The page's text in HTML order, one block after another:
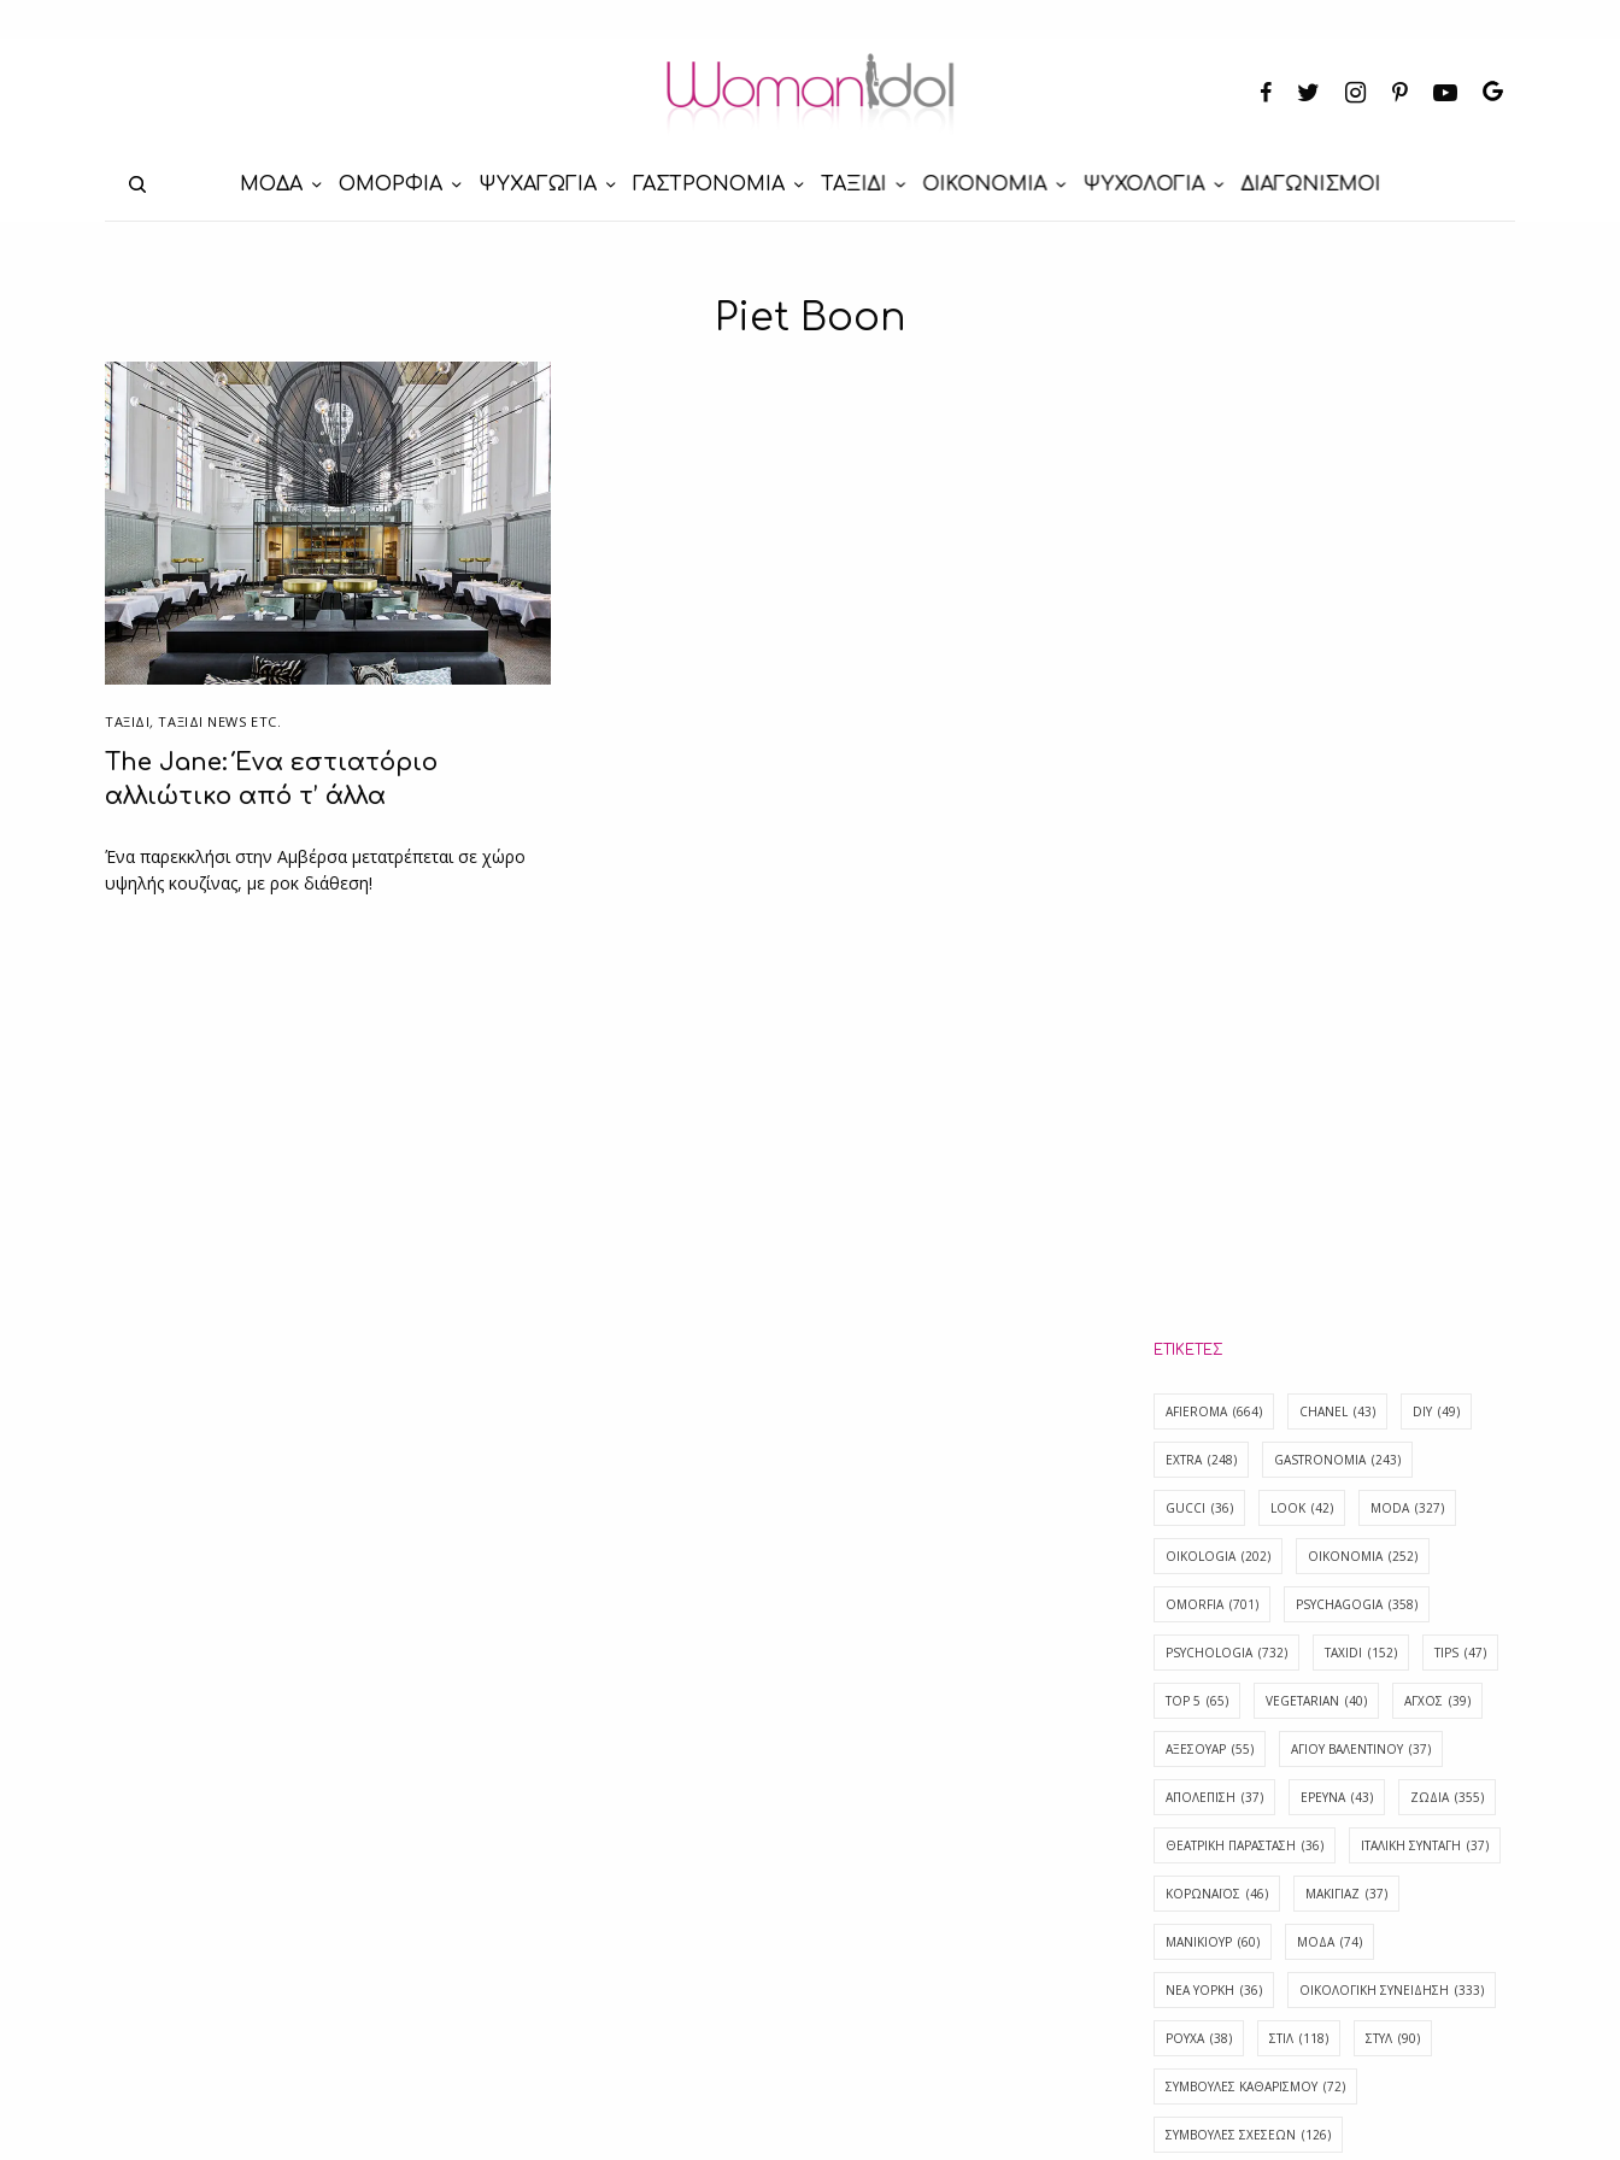
ΜΟΔΑ ΟΜΟΡΦΙΑ ΨΥΧΑΓΩΓΙΑ ΓΑΣΤΡΟΝΟΜΙΑ ΤΑΞΙΔΙ ΟΙΚΟΝΟΜΙΑ ΨΥΧΟΛΟΓΙΑ ΔΙΑΓΩΝΙΣΜΟΙ
Piet Boon
ΤΑΞΙΔΙ,ΤΑΞΊΔΙ NEWS ETC.
The Jane: Ένα εστιατόριο
αλλιώτικο από τ’ άλλα
Ένα παρεκκλήσι στην Αμβέρσα μετατρέπεται σε χώρο
υψηλής κουζίνας, με ροκ διάθεση!
ΕΤΙΚΈΤΕΣ
AFIEROMA (664) CHANEL (43) DIY (49)
EXTRA (248) GASTRONOMIA (243)
GUCCI (36) LOOK (42) MODA (327)
OIKOLOGIA (202) OIKONOMIA (252)
OMORFIA (701) PSYCHAGOGIA (358)
PSYCHOLOGIA (732) TAXIDI (152) TIPS (47)
TOP 5 (65) VEGETARIAN (40) ΑΓΧΟΣ (39)
ΑΞΕΣΟΥΑΡ (55) ΑΓΊΟΥ ΒΑΛΕΝΤΊΝΟΥ (37)
ΑΠΟΛΈΠΙΣΗ (37) ΕΡΕΥΝΑ (43) ΖΩΔΙΑ (355)
ΘΕΑΤΡΙΚΗ ΠΑΡΑΣΤΑΣΗ (36) ΙΤΑΛΙΚΗ ΣΥΝΤΑΓΗ (37)
ΚΟΡΩΝΑΪΟΣ (46) ΜΑΚΙΓΙΑΖ (37)
ΜΑΝΙΚΙΟΥΡ (60) ΜΟΔΑ (74)
ΝΕΑ ΥΟΡΚΗ (36) ΟΙΚΟΛΟΓΙΚΗ ΣΥΝΕΙΔΗΣΗ (333)
ΡΟΥΧΑ (38) ΣΤΙΛ (118) ΣΤΥΛ (90)
ΣΥΜΒΟΥΛΕΣ ΚΑΘΑΡΙΣΜΟΥ (72)
ΣΥΜΒΟΥΛΕΣ ΣΧΕΣΕΩΝ (126)